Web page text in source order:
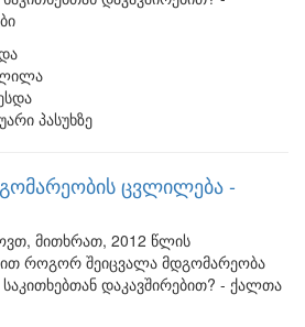
პასუხზე
ცვლილება -
მითხრათ, 2012 წლის
როგორ შეიცვალა მდგომარეობა
დაკავშირებით? - ქალთა